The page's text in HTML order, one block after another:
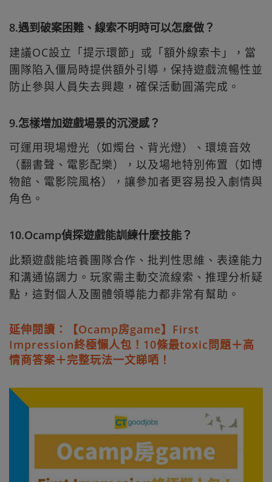
8.遇到破案困難、線索不明時可以怎麼做？
建議OC設立「提示環節」或「額外線索卡」，當
團隊陷入僵局時提供額外引導，保持遊戲流暢性並
防止參與人員失去興趣，確保活動圓滿完成。
9.怎樣增加遊戲場景的沉浸感？
可運用現場燈光（如燭台、背光燈）、環境音效
（翻書聲、電影配樂），以及場地特別佈置（如博
物館、電影院風格），讓參加者更容易投入劇情與
角色。
10.Ocamp偵探遊戲能訓練什麼技能？
此類遊戲能培養團隊合作、批判性思維、表達能力
和溝通協調力。玩家需主動交流線索、推理分析疑
點，這對個人及團體領導能力都非常有幫助。
延伸閱讀：【Ocamp房game】First
Impression終極懶人包！10條最toxic問題＋高
情商答案＋完整玩法一文睇哂！